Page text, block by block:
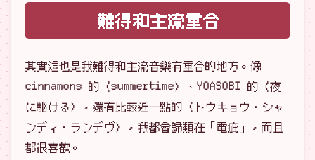
難得和主流重合
其實這也是我難得和主流音樂有重合的地方。像
cinnamons 的〈summertime〉、YOASOBI 的〈夜
に駆ける〉，還有比較近一點的〈トウキョウ・シャ
ンディ・ランデヴ〉，我都會歸類在「電疵」，而且
都很喜歡。